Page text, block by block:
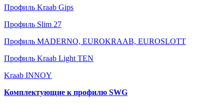
Профиль Kraab Gips
Профиль Slim 27
Профиль MADERNO, EUROKRAAB, EUROSLOTT
Профиль Kraab Light TEN
Kraab INNOY
Комплектующие к профилю SWG